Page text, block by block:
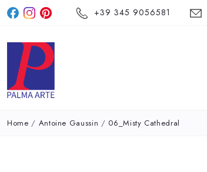
+39 345 9056581
Home / Antoine Gaussin / 06_Misty Cathedral